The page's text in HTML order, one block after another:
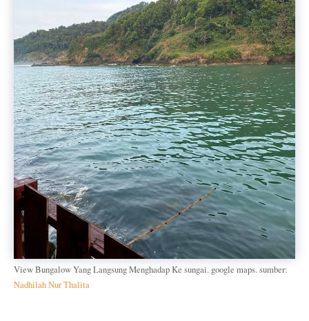
View Bungalow Yang Langsung Menghadap Ke sungai. google maps. sumber:
Nadhilah Nur Thalita